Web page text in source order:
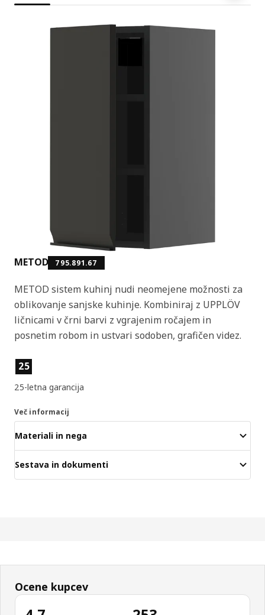
METOD 795.891.67
METOD sistem kuhinj nudi neomejene možnosti za
oblikovanje sanjske kuhinje. Kombiniraj z UPPLÖV
ličnicami v črni barvi z vgrajenim ročajem in
posnetim robom in ustvari sodoben, grafičen videz.
Lastnosti izdelka
25
25-letna garancija
Več informacij
Materiali in nega
Sestava in dokumenti
Ocene kupcev